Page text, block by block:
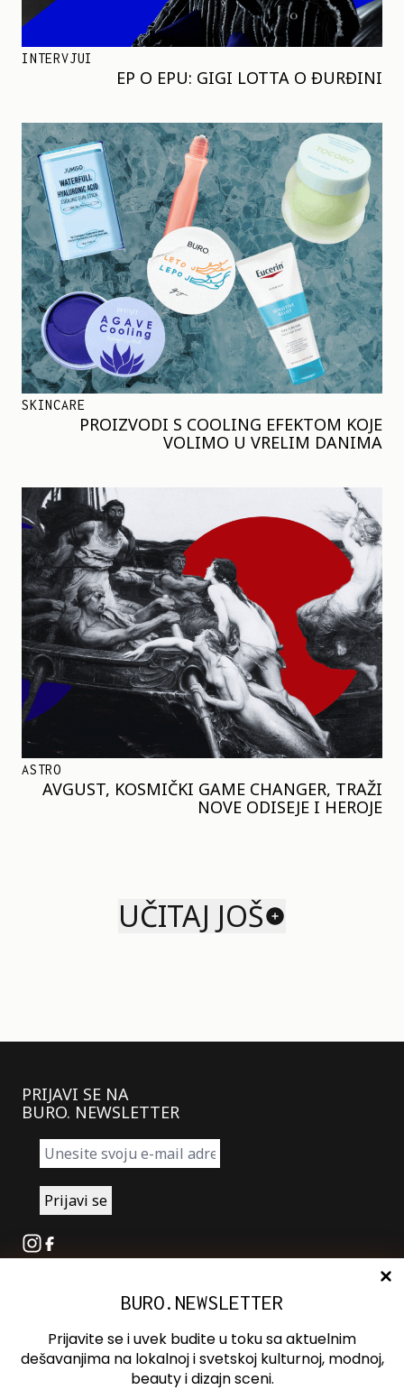
INTERVJUI
EP O EPU: GIGI LOTTA O ĐURĐINI
SKINCARE
PROIZVODI S COOLING EFEKTOM KOJE
VOLIMO U VRELIM DANIMA
ASTRO
AVGUST, KOSMIČKI GAME CHANGER, TRAŽI
NOVE ODISEJE I HEROJE
UČITAJ JOŠ
PRIJAVI SE NA
BURO. NEWSLETTER
Instagram
Facebook
Oglašavanje
Kontakt
BURO.NEWSLETTER
Prijavite se i uvek budite u toku sa aktuelnim
dešavanjima na lokalnoj i svetskoj kulturnoj, modnoj,
beauty i dizajn sceni.